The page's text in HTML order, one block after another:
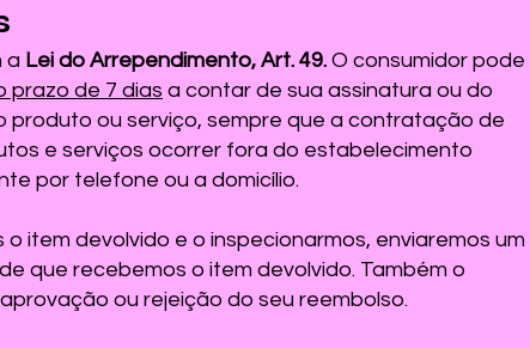
a Lei do Arrependimento, Art. 49. O consumidor pode
prazo de 7 dias a contar de sua assinatura ou do
produto ou serviço, sempre que a contratação de
e serviços ocorrer fora do estabelecimento
por telefone ou a domicílio.
item devolvido e o inspecionarmos, enviaremos um
que recebemos o item devolvido. Também o
ou rejeição do seu reembolso.